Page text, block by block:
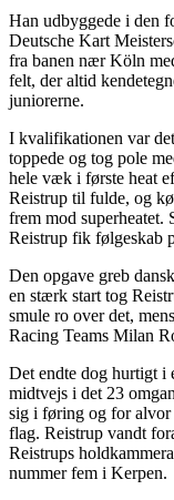
Han udbyggede i den
Deutsche Kart
fra banen nær Köln
felt, der altid
juniorerne.
I kvalifikationen var
toppede og tog pole
hele væk i første heat
Reistrup til fulde, og
frem mod superheatet.
Reistrup fik følgeskab
Den opgave greb
en stærk start tog
smule ro over det,
Racing Teams Milan
Det endte dog hurtigt i
midtvejs i det 23
sig i føring og for alvor
flag. Reistrup vandt
Reistrups
nummer fem i Kerpen.